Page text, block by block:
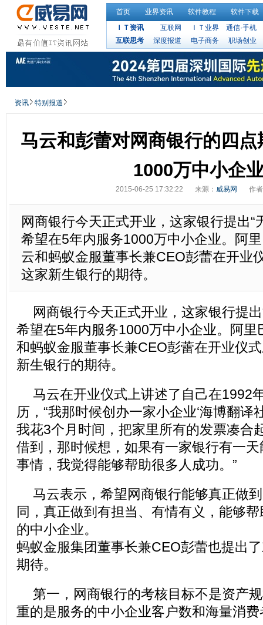
首页 业界资讯 软件教程
软件下载
ＩＴ资讯
互联网 ＩＴ业界
通信·手机
互联思考
深度报道 电子商务 职场创业
资讯 特别报道
马云和彭蕾对网商银行的四
1000万中小企
2015-06-25 17:32:22 来源： 威易网 作
网商银行今天正式开业，这家银行提出“
希望在5年内服务1000万中小企业。阿
云和蚂蚁金服董事长兼CEO彭蕾在开业
这家新生银行的期待。
网商银行今天正式开业，这家银行提
希望在5年内服务1000万中小企业。阿里
和蚂蚁金服董事长兼CEO彭蕾在开业仪
新生银行的期待。
马云在开业仪式上讲述了自己在1992
历，“我那时候创办一家小企业‘海博翻译
我花3个月时间，把家里所有的发票凑合
借到，那时候想，如果有一家银行有一
事情，我觉得能够帮助很多人成功。”
马云表示，希望网商银行能够真正做
同，真正做到有担当、有情有义，能够
的中小企业。
蚂蚁金服集团董事长兼CEO彭蕾也提出
期待。
第一，网商银行的考核目标不是资产
重的是服务的中小企业客户数和海量消费